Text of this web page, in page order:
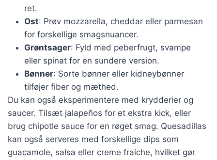
ret.
Ost: Prøv mozzarella, cheddar eller parmesan
for forskellige smagsnuancer.
Grøntsager: Fyld med peberfrugt, svampe
eller spinat for en sundere version.
Bønner: Sorte bønner eller kidneybønner
tilføjer fiber og mæthed.
Du kan også eksperimentere med krydderier og
saucer. Tilsæt jalapeños for et ekstra kick, eller
brug chipotle sauce for en røget smag. Quesadillas
kan også serveres med forskellige dips som
guacamole, salsa eller creme fraiche, hvilket gør